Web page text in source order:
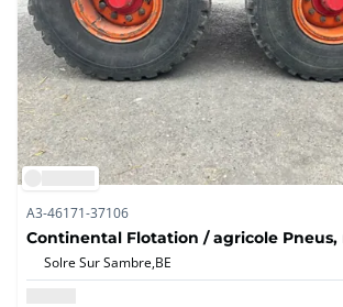
A3-46171-37106
Continental Flotation / agricole Pneus,
Solre Sur Sambre,BE